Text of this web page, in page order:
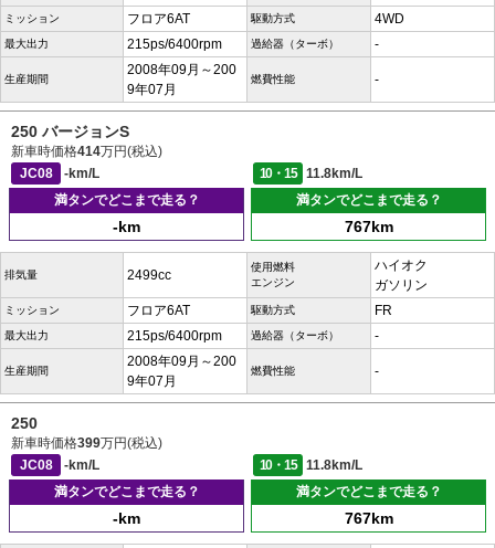
ミッション フロア6AT 駆動方式 4WD
最大出力 215ps/6400rpm 過給器（ターボ） -
生産期間
2008年09月～200
9年07月
燃費性能 -
250 バージョンS
新車時価格414万円(税込)
JC08
-km/L 10・15
11.8km/L
満タンでどこまで走る？
-km
満タンでどこまで走る？
767km
排気量 2499cc
使用燃料
エンジン
ハイオク
ガソリン
ミッション フロア6AT 駆動方式 FR
最大出力 215ps/6400rpm 過給器（ターボ） -
生産期間
2008年09月～200
9年07月
燃費性能 -
250
新車時価格399万円(税込)
JC08
-km/L 10・15
11.8km/L
満タンでどこまで走る？
-km
満タンでどこまで走る？
767km